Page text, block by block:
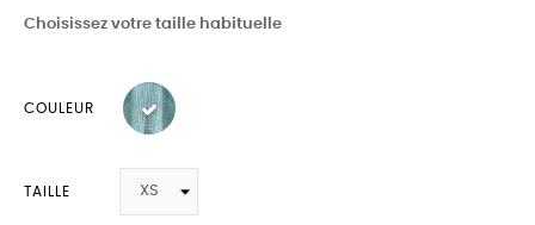
Choisissez votre taille habituelle
COULEUR
TAILLE